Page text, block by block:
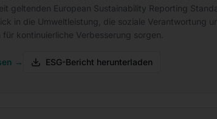
geltenden European Sustainability Reporting
in die Umweltleistung, die soziale Verantwortung
für kontinuierliche Verbesserung sorgen.
→ ESG-Bericht herunterladen